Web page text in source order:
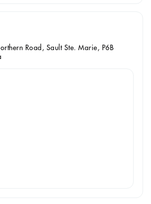
Road, Sault Ste. Marie, P6B